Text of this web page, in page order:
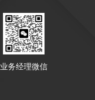
业务经理微信